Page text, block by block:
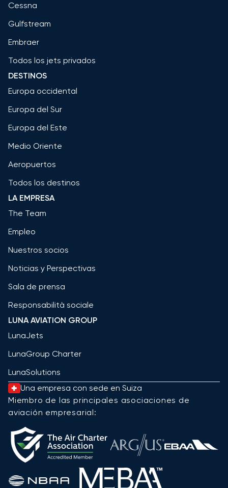
Cessna
Gulfstream
Embraer
Todos los jets privados
DESTINOS
Europa occidental
Europa del Sur
Europa del Este
Medio Oriente
Aeropuertos
Todos los destinos
LA EMPRESA
The Team
Empleo
Nuestros socios
Noticias y Perspectivas
Sala de prensa
Responsabilità sociale
LUNA AVIATION GROUP
LunaJets
LunaGroup Charter
LunaSolutions
Una empresa con sede en Suiza
Miembro de las principales asociaciones de
aviación empresarial: